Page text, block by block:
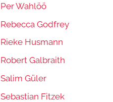
Per Wahlöö
Rebecca Godfrey
Rieke Husmann
Robert Galbraith
Salim Güler
Sebastian Fitzek